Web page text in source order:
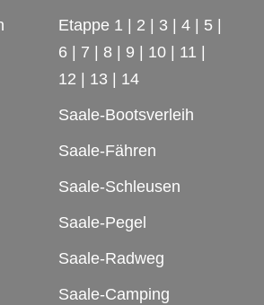
Etappe 1
2 3 |4 5
6
7 8 9 10 11
12
13
14
Saale-Bootsverleih
Saale-Fähren
Saale-Schleusen
Saale-Pegel
Saale-Radweg
Saale-Camping